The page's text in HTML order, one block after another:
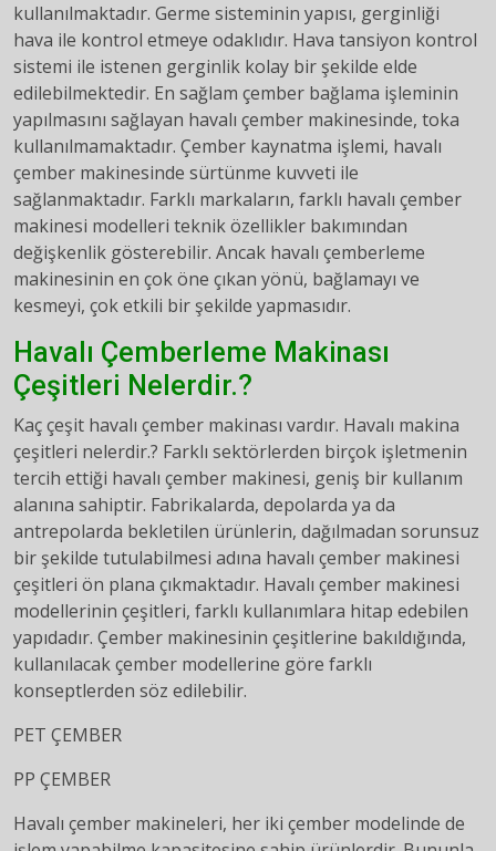
kullanılmaktadır. Germe sisteminin yapısı, gerginliği
hava ile kontrol etmeye odaklıdır. Hava tansiyon kontrol
sistemi ile istenen gerginlik kolay bir şekilde elde
edilebilmektedir. En sağlam çember bağlama işleminin
yapılmasını sağlayan havalı çember makinesinde, toka
kullanılmamaktadır. Çember kaynatma işlemi, havalı
çember makinesinde sürtünme kuvveti ile
sağlanmaktadır. Farklı markaların, farklı havalı çember
makinesi modelleri teknik özellikler bakımından
değişkenlik gösterebilir. Ancak havalı çemberleme
makinesinin en çok öne çıkan yönü, bağlamayı ve
kesmeyi, çok etkili bir şekilde yapmasıdır.
Havalı Çemberleme Makinası
Çeşitleri Nelerdir.?
Kaç çeşit havalı çember makinası vardır. Havalı makina
çeşitleri nelerdir.? Farklı sektörlerden birçok işletmenin
tercih ettiği havalı çember makinesi, geniş bir kullanım
alanına sahiptir. Fabrikalarda, depolarda ya da
antrepolarda bekletilen ürünlerin, dağılmadan sorunsuz
bir şekilde tutulabilmesi adına havalı çember makinesi
çeşitleri ön plana çıkmaktadır. Havalı çember makinesi
modellerinin çeşitleri, farklı kullanımlara hitap edebilen
yapıdadır. Çember makinesinin çeşitlerine bakıldığında,
kullanılacak çember modellerine göre farklı
konseptlerden söz edilebilir.
PET ÇEMBER
PP ÇEMBER
Havalı çember makineleri, her iki çember modelinde de